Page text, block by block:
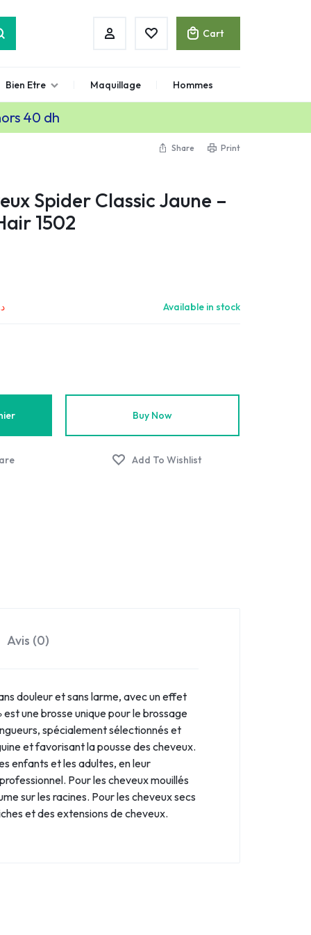
Cart
Bien Etre Maquillage Hommes
40 dh
Share Print
Spider Classic Jaune –
1502
Available in stock
Buy Now
Avis (0)
douleur et sans larme, avec un effet
une brosse unique pour le brossage
spécialement sélectionnés et
et favorisant la pousse des cheveux.
enfants et les adultes, en leur
Pour les cheveux mouillés
sur les racines. Pour les cheveux secs
et des extensions de cheveux.